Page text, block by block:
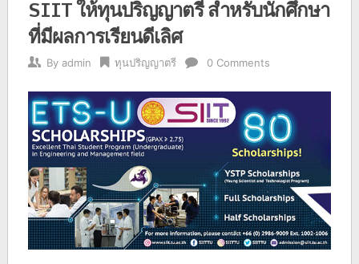
SIIT ให้ทุนปริญญาตรี สำหรับนักศึกษา
ที่มีผลการเรียนดีเลิศ
By admin ทุนปริญญาตรี 0 Comments